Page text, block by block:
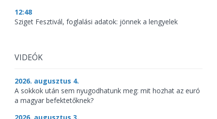
12:48
Sziget Fesztivál, foglalási adatok: jönnek a lengyelek
VIDEÓK
2026. augusztus 4.
A sokkok után sem nyugodhatunk meg: mit hozhat az euró
a magyar befektetőknek?
2026. augusztus 3.